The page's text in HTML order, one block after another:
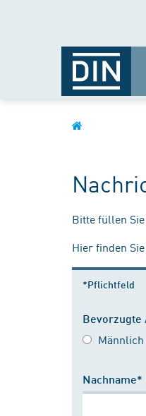
Bitte füllen
Hier finden
*Pflichtfeld
Bevorzugte
Männlich
Nachname*